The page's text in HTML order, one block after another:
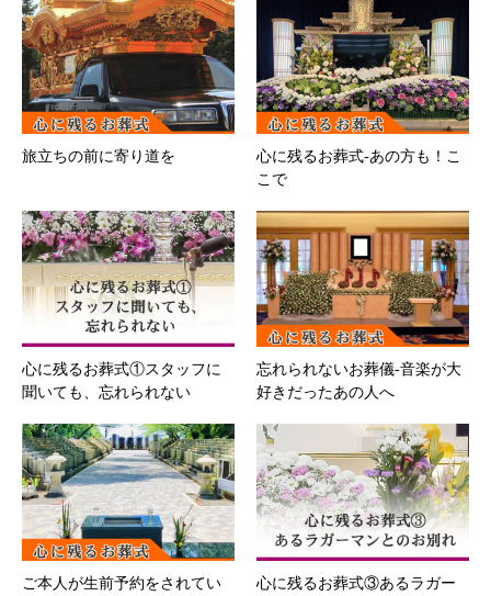
旅立ちの前に寄り道を
心に残るお葬式-あの方も！こ
こで
心に残るお葬式①スタッフに
聞いても、忘れられない
忘れられないお葬儀-音楽が大
好きだったあの人へ
ご本人が生前予約をされてい
心に残るお葬式③あるラガー